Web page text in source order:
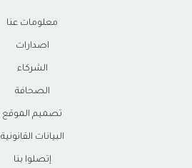
معلومات عنا
اصدارات
الشركاء
الصحافة
تصميم الموقع
البيانات القانونية
إتصلوا بنا